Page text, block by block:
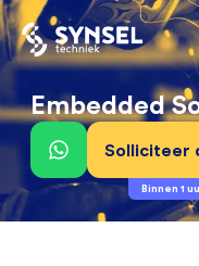
Embedded
Solliciteer
Binnen 1